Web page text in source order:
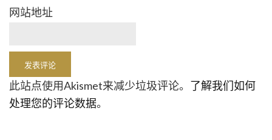
网站地址
此站点使用Akismet来减少垃圾评论。 了解我们如何
处理您的评论数据。